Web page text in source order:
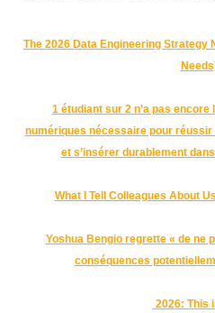
The 2026 Data Engineering Strategy
1 étudiant sur 2 n’a pas
numériques nécessaire pour réussir
et s’insérer durablement
What I Tell Colleagues About
Yoshua Bengio regrette « de ne
conséquences
2026: This